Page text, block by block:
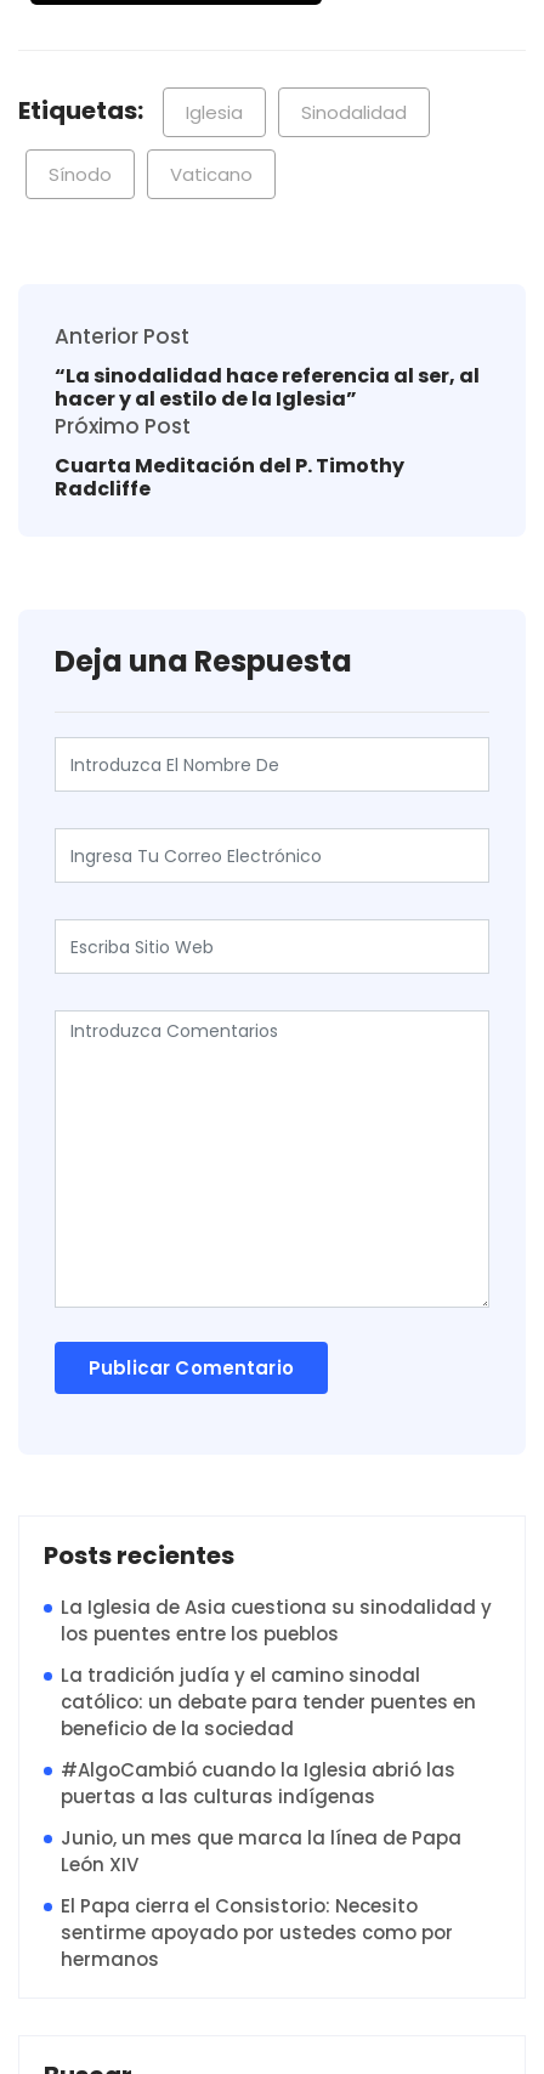
Etiquetas: Iglesia Sinodalidad
Sínodo Vaticano
Anterior Post
“La sinodalidad hace referencia al ser, al
hacer y al estilo de la Iglesia”
Próximo Post
Cuarta Meditación del P. Timothy
Radcliffe
Deja una Respuesta
Posts recientes
La Iglesia de Asia cuestiona su sinodalidad y
los puentes entre los pueblos
La tradición judía y el camino sinodal
católico: un debate para tender puentes en
beneficio de la sociedad
#AlgoCambió cuando la Iglesia abrió las
puertas a las culturas indígenas
Junio, un mes que marca la línea de Papa
León XIV
El Papa cierra el Consistorio: Necesito
sentirme apoyado por ustedes como por
hermanos